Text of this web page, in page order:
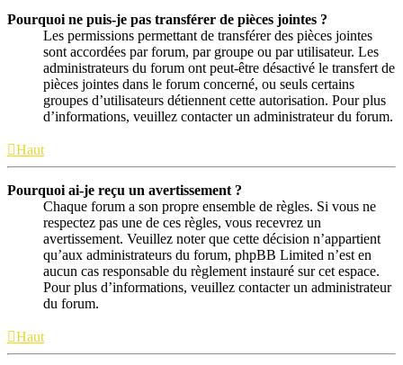
Pourquoi ne puis-je pas transférer de pièces jointes ?
Les permissions permettant de transférer des pièces jointes
sont accordées par forum, par groupe ou par utilisateur. Les
administrateurs du forum ont peut-être désactivé le transfert de
pièces jointes dans le forum concerné, ou seuls certains
groupes d’utilisateurs détiennent cette autorisation. Pour plus
d’informations, veuillez contacter un administrateur du forum.
Haut
Pourquoi ai-je reçu un avertissement ?
Chaque forum a son propre ensemble de règles. Si vous ne
respectez pas une de ces règles, vous recevrez un
avertissement. Veuillez noter que cette décision n’appartient
qu’aux administrateurs du forum, phpBB Limited n’est en
aucun cas responsable du règlement instauré sur cet espace.
Pour plus d’informations, veuillez contacter un administrateur
du forum.
Haut